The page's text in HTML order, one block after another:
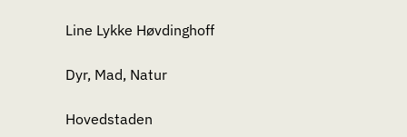
Dyr, Mad, Natur
Line Lykke Høvdinghoff
Hovedstaden